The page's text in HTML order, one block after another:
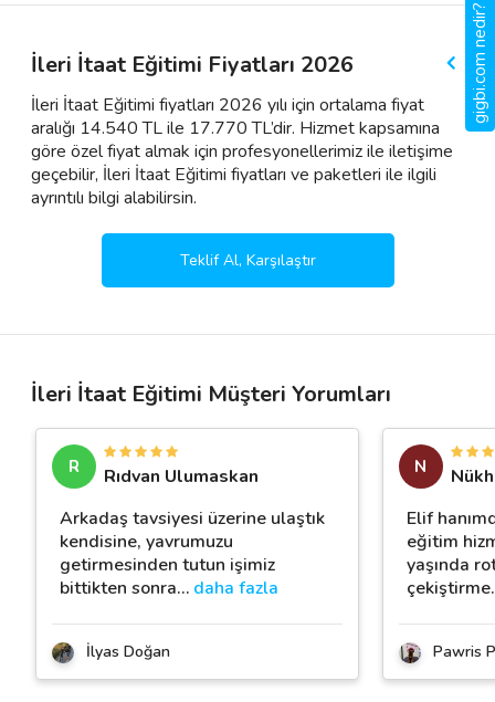
İleri İtaat Eğitimi Fiyatları 2026
İleri İtaat Eğitimi fiyatları 2026 yılı için ortalama fiyat
aralığı 14.540 TL ile 17.770 TL’dir. Hizmet kapsamına
göre özel fiyat almak için profesyonellerimiz ile iletişime
geçebilir, İleri İtaat Eğitimi fiyatları ve paketleri ile ilgili
ayrıntılı bilgi alabilirsin.
Teklif Al, Karşılaştır
İleri İtaat Eğitimi Müşteri Yorumları
R
Rıdvan Ulumaskan
Arkadaş tavsiyesi üzerine ulaştık
kendisine, yavrumuzu
getirmesinden tutun işimiz
bittikten sonra… daha fazla
İlyas Doğan
N
Elif
eğitim
yaşında
çekiştirme
Pawris
gigbi.com nedir?